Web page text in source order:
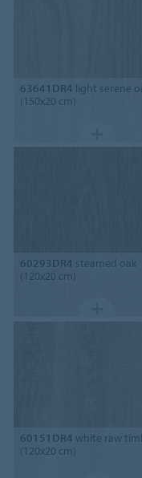
63641DR4 light serene
(150x20 cm)
60293DR4 steamed oak
(120x20 cm)
60151DR4 white raw
(120x20 cm)